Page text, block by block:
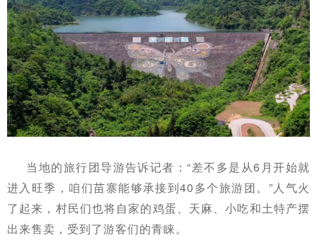
当地的旅行团导游告诉记者：“差不多是从6月开始就
进入旺季，咱们苗寨能够承接到40多个旅游团。 ”人气火
了起来，村民们也将自家的鸡蛋、天麻、小吃和土特产摆
出来售卖，受到了游客们的青睐。